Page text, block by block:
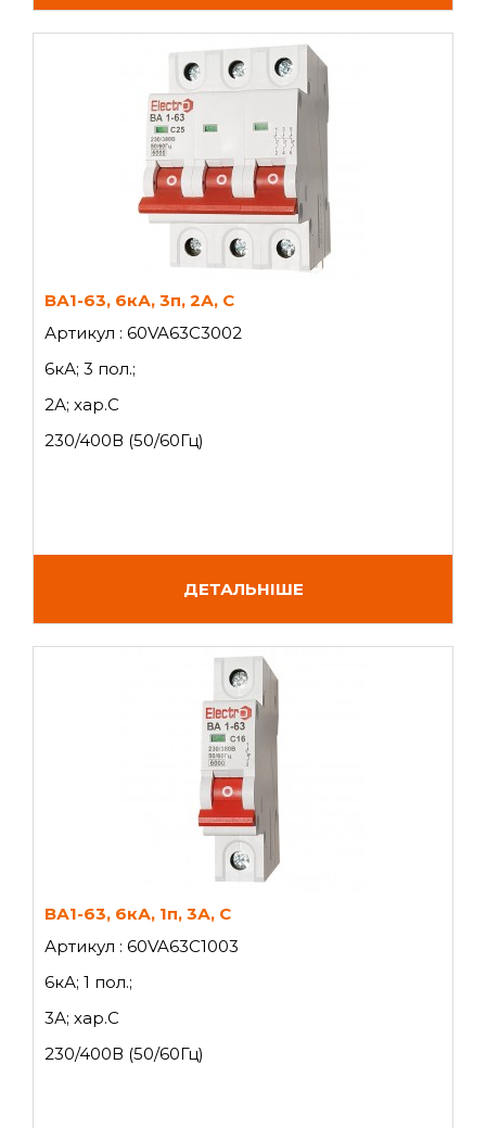
ВА1-63, 6кА, 3п, 2А, C
Артикул : 60VA63C3002
6кА; 3 пол.;
2А; хар.C
230/400В (50/60Гц)
ДЕТАЛЬНІШЕ
ВА1-63, 6кА, 1п, 3А, C
Артикул : 60VA63C1003
6кА; 1 пол.;
3А; хар.C
230/400В (50/60Гц)